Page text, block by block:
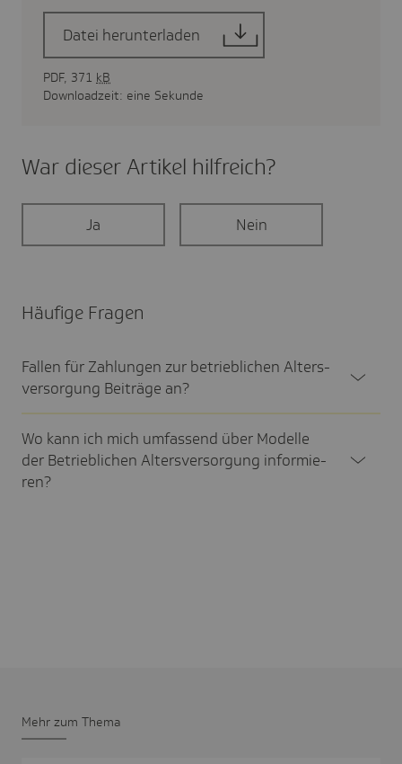
Datei herunterladen
PDF, 371 kB
Downloadzeit: eine Sekunde
War dieser Artikel hilf­reich?
Ja Nein
Häufige Fragen
Fallen für Zahlungen zur betrieb­li­chen Alters­
ver­sor­gung Beiträge an?
Wo kann ich mich umfas­send über Modelle
der Betrieb­li­chen Alters­ver­sor­gung infor­mie­
ren?
Mehr zum Thema